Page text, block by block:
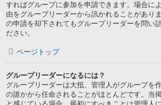
すればグループに参加を申請できます。場合に
由をグループリーダーから訊かれることがあり
の申請を却下されてもグループリーダーを問い
ださい。
ページトップ
グループリーダーになるには？
グループリーダーは大抵、管理人がグループを
の誰かから任命されることがほとんどです。当